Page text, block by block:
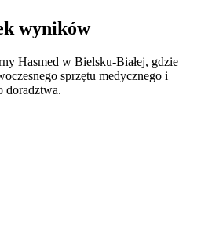
wyników
Hasmed w Bielsku-Białej, gdzie
sprzętu medycznego i
doradztwa.